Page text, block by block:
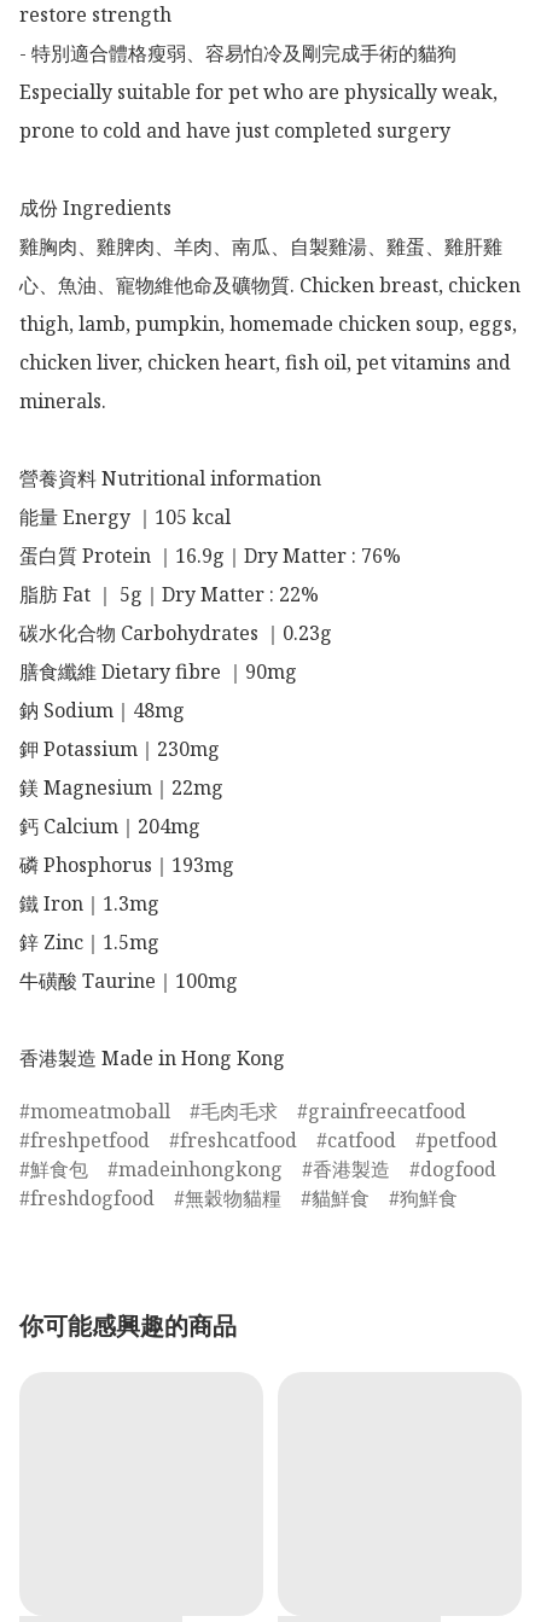
restore strength
- 特別適合體格瘦弱、容易怕冷及剛完成手術的貓狗
Especially suitable for pet who are physically weak,
prone to cold and have just completed surgery
成份 Ingredients
雞胸肉、雞脾肉、羊肉、南瓜、自製雞湯、雞蛋、雞肝雞
心、魚油、寵物維他命及礦物質. Chicken breast, chicken
thigh, lamb, pumpkin, homemade chicken soup, eggs,
chicken liver, chicken heart, fish oil, pet vitamins and
minerals.
營養資料 Nutritional information
能量 Energy ｜105 kcal
蛋白質 Protein ｜16.9g｜Dry Matter : 76%
脂肪 Fat ｜ 5g｜Dry Matter : 22%
碳水化合物 Carbohydrates ｜0.23g
膳食纖維 Dietary fibre ｜90mg
鈉 Sodium｜48mg
鉀 Potassium｜230mg
鎂 Magnesium｜22mg
鈣 Calcium｜204mg
磷 Phosphorus｜193mg
鐵 Iron｜1.3mg
鋅 Zinc｜1.5mg
牛磺酸 Taurine｜100mg
香港製造 Made in Hong Kong
momeatmoball
毛肉毛求
grainfreecatfood
freshpetfood
freshcatfood catfood
petfood
鮮食包
madeinhongkong 香港製造
dogfood
freshdogfood
無穀物貓糧 貓鮮食 狗鮮食
你可能感興趣的商品